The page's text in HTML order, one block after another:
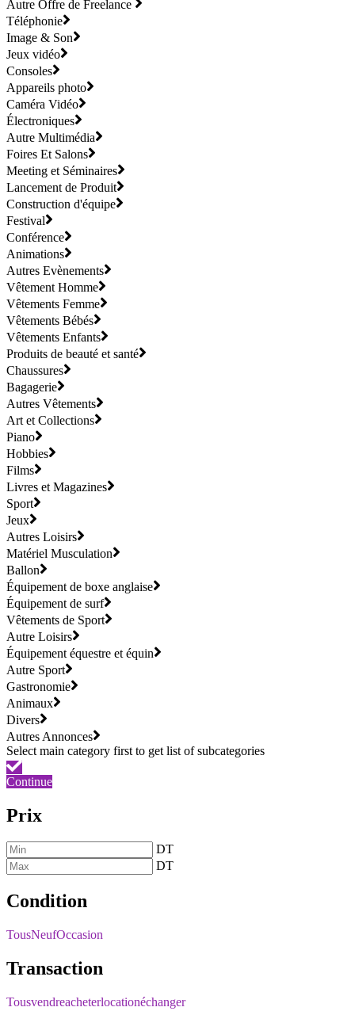
Autre Offre de Freelance
Téléphonie
Image & Son
Jeux vidéo
Consoles
Appareils photo
Caméra Vidéo
Électroniques
Autre Multimédia
Foires Et Salons
Meeting et Séminaires
Lancement de Produit
Construction d'équipe
Festival
Conférence
Animations
Autres Evènements
Vêtement Homme
Vêtements Femme
Vêtements Bébés
Vêtements Enfants
Produits de beauté et santé
Chaussures
Bagagerie
Autres Vêtements
Art et Collections
Piano
Hobbies
Films
Livres et Magazines
Sport
Jeux
Autres Loisirs
Matériel Musculation
Ballon
Équipement de boxe anglaise
Équipement de surf
Vêtements de Sport
Autre Loisirs
Équipement équestre et équin
Autre Sport
Gastronomie
Animaux
Divers
Autres Annonces
Continue
Prix
DT
DT
Condition
TousNeufOccasion
Transaction
Tousvendreacheterlocationéchanger